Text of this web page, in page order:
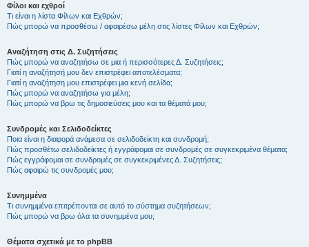
Φίλοι και εχθροί
Τι είναι η λίστα Φίλων και Εχθρών;
Πώς μπορώ να προσθέσω / αφαιρέσω μέλη στις λίστες Φίλων και Εχθρών;
Αναζήτηση στις Δ. Συζητήσεις
Πώς μπορώ να αναζητήσω σε μια ή περισσότερες Δ. Συζητήσεις;
Γιατί η αναζήτησή μου δεν επιστρέφει αποτελέσματα;
Γιατί η αναζήτηση μου επιστρέφει μια κενή σελίδα;
Πώς μπορώ να αναζητήσω για μέλη;
Πώς μπορώ να βρω τις δημοσιεύσεις μου και τα θέματά μου;
Συνδρομές και Σελιδοδείκτες
Ποια είναι η διαφορά ανάμεσα σε σελιδοδείκτη και συνδρομή;
Πώς προσθέτω σελιδοδείκτες ή εγγράφομαι σε συνδρομές σε συγκεκριμένα θέματα;
Πώς εγγράφομαι σε συνδρομές σε συγκεκριμένες Δ. Συζητήσεις;
Πώς αφαιρώ τις συνδρομές μου;
Συνημμένα
Τι συνημμένα επιτρέπονται σε αυτό το σύστημα συζητήσεων;
Πώς μπορώ να βρω όλα τα συνημμένα μου;
Θέματα σχετικά με το phpBB